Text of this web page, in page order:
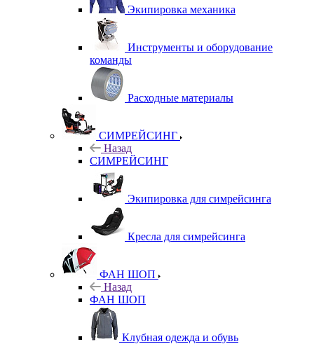
Экипировка механика
Инструменты и оборудование
команды
Расходные материалы
СИМРЕЙСИНГ
Назад
СИМРЕЙСИНГ
Экипировка для симрейсинга
Кресла для симрейсинга
ФАН ШОП
Назад
ФАН ШОП
Клубная одежда и обувь